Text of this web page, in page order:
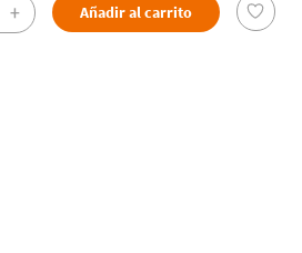
+ Añadir al carrito